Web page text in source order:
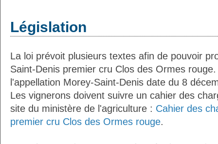
Législation
La loi prévoit plusieurs textes afin de pouvoir
Saint-Denis premier cru Clos des Ormes
l'appellation Morey-Saint-Denis date du 8
Les vignerons doivent suivre un cahier des
site du ministère de l'agriculture : Cahier des
premier cru Clos des Ormes rouge.